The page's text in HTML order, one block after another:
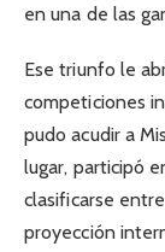
en una de las
Ese triunfo le
competiciones
pudo acudir a
lugar, participó
clasificarse
proyección